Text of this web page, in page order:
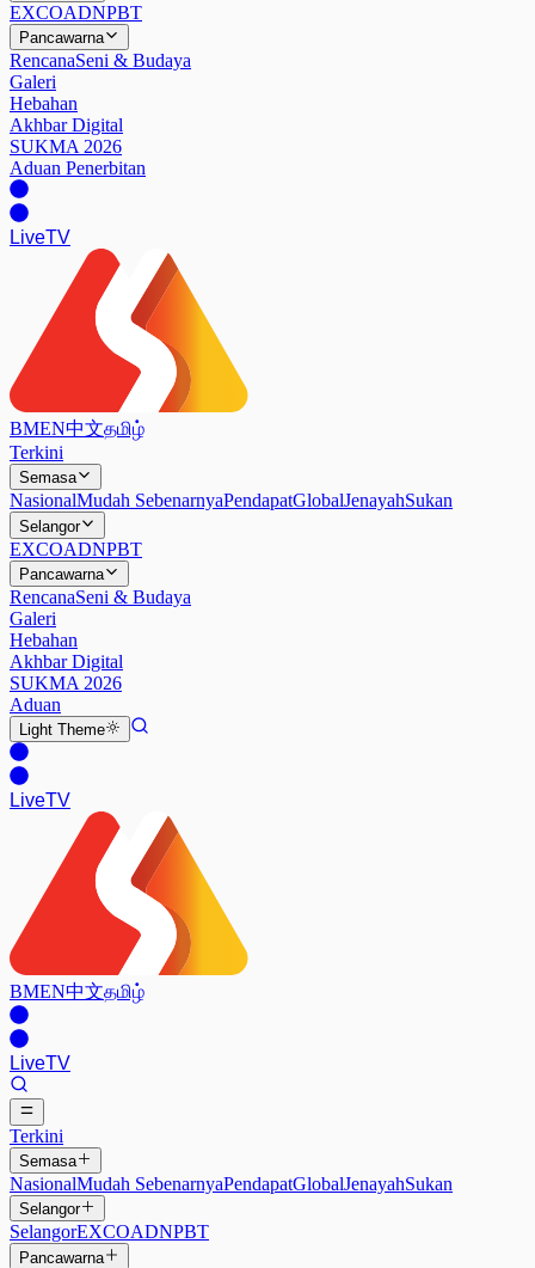
EXCOADNPBT
Pancawarna
RencanaSeni & Budaya
Galeri
Hebahan
Akhbar Digital
SUKMA 2026
Aduan Penerbitan
LiveTV
BMEN中文தமிழ்
Terkini
Semasa
NasionalMudah SebenarnyaPendapatGlobalJenayahSukan
Selangor
EXCOADNPBT
Pancawarna
RencanaSeni & Budaya
Galeri
Hebahan
Akhbar Digital
SUKMA 2026
Aduan
Light Theme
LiveTV
BMEN中文தமிழ்
LiveTV
Terkini
Semasa
NasionalMudah SebenarnyaPendapatGlobalJenayahSukan
Selangor
SelangorEXCOADNPBT
Pancawarna